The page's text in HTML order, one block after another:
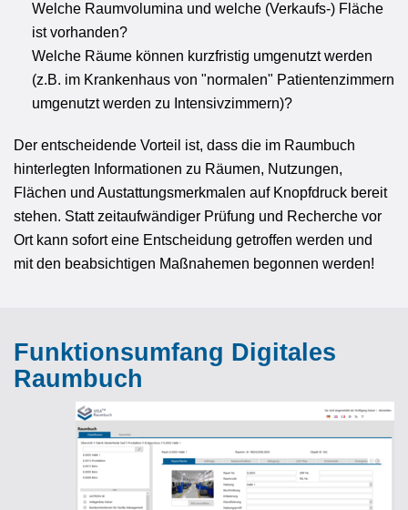
Welche Raumvolumina und welche (Verkaufs-) Fläche
ist vorhanden?
Welche Räume können kurzfristig umgenutzt werden
(z.B. im Krankenhaus von "normalen" Patientenzimmern
umgenutzt werden zu Intensivzimmern)?
Der entscheidende Vorteil ist, dass die im Raumbuch
hinterlegten Informationen zu Räumen, Nutzungen,
Flächen und Austattungsmerkmalen auf Knopfdruck bereit
stehen. Statt zeitaufwändiger Prüfung und Recherche vor
Ort kann sofort eine Entscheidung getroffen werden und
mit den beabsichtigen Maßnahemen begonnen werden!
Funktionsumfang Digitales
Raumbuch